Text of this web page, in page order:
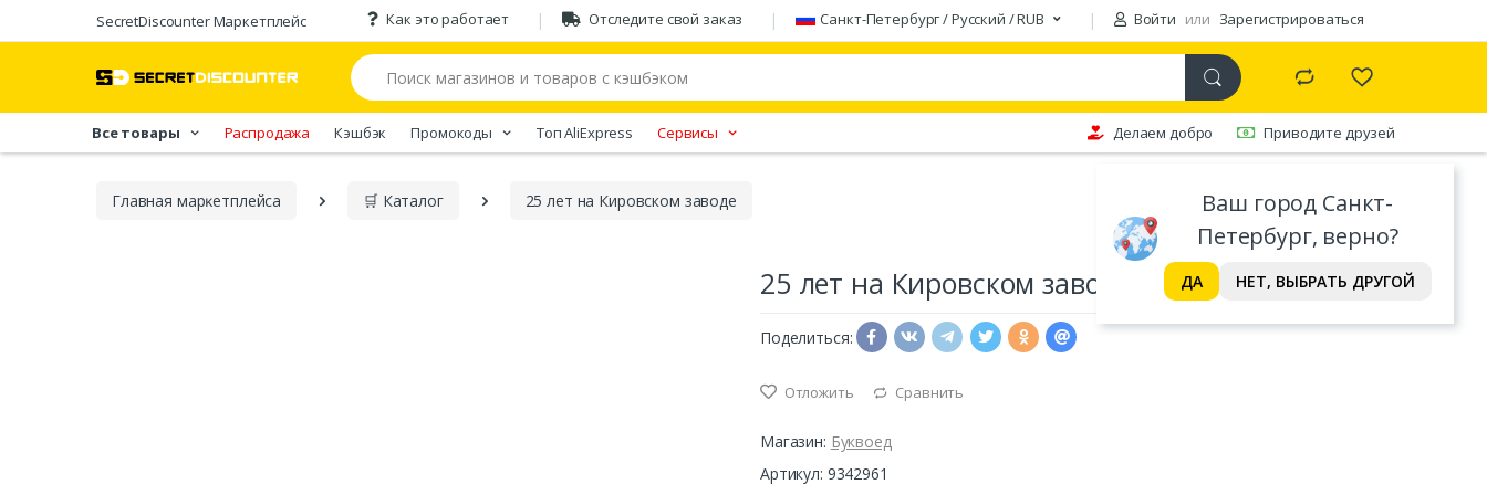
SecretDiscounter Маркетплейс Как это работает Отследите свой заказ Санкт-Петербург / Русский / RUB Войти или Зарегистрироваться
Ваш город Санкт-
Петербург, верно?
ДА НЕТ, ВЫБРАТЬ ДРУГОЙ
Все товары Распродажа Кэшбэк Промокоды Tоп AliExpress Сервисы Делаем добро Приводите друзей
Главная марĸетплейса 🛒 Каталог 25 лет на Кировском заводе
25 лет на Кировском заводе
Поделиться:
Отложить Сравнить
Магазин: Буквоед
Артикул: 9342961